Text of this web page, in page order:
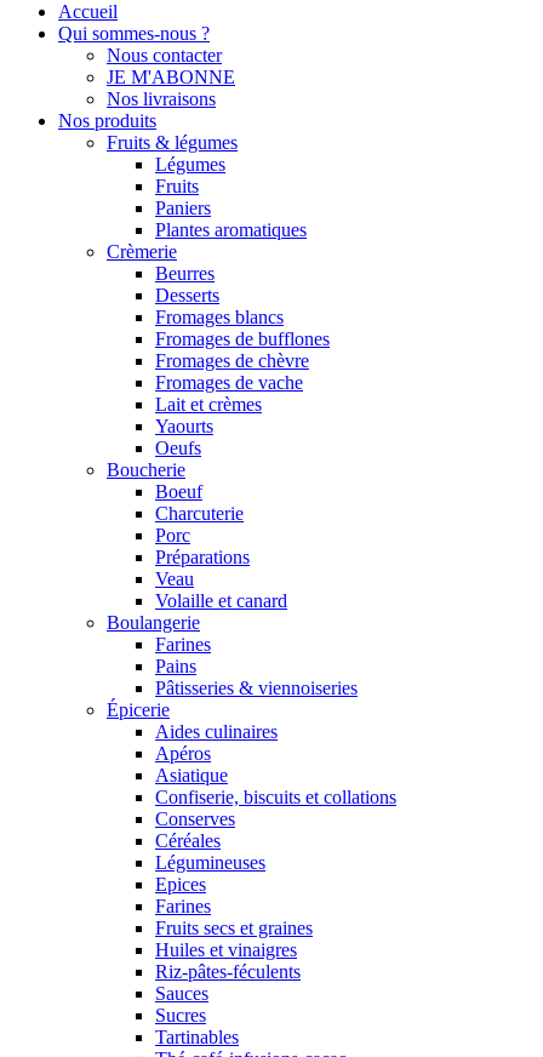
Accueil
Qui sommes-nous ?
Nous contacter
JE M'ABONNE
Nos livraisons
Nos produits
Fruits & légumes
Légumes
Fruits
Paniers
Plantes aromatiques
Crèmerie
Beurres
Desserts
Fromages blancs
Fromages de bufflones
Fromages de chèvre
Fromages de vache
Lait et crèmes
Yaourts
Oeufs
Boucherie
Boeuf
Charcuterie
Porc
Préparations
Veau
Volaille et canard
Boulangerie
Farines
Pains
Pâtisseries & viennoiseries
Épicerie
Aides culinaires
Apéros
Asiatique
Confiserie, biscuits et collations
Conserves
Céréales
Légumineuses
Epices
Farines
Fruits secs et graines
Huiles et vinaigres
Riz-pâtes-féculents
Sauces
Sucres
Tartinables